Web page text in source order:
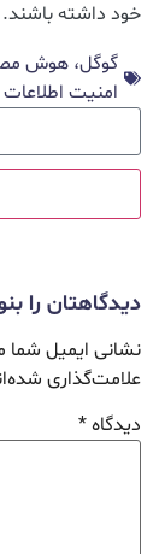
خود داشته باشند.
امنیت اطلاعات
دیدگاهتان را
نشانی ایمیل
علامت‌گذاری
دیدگاه*